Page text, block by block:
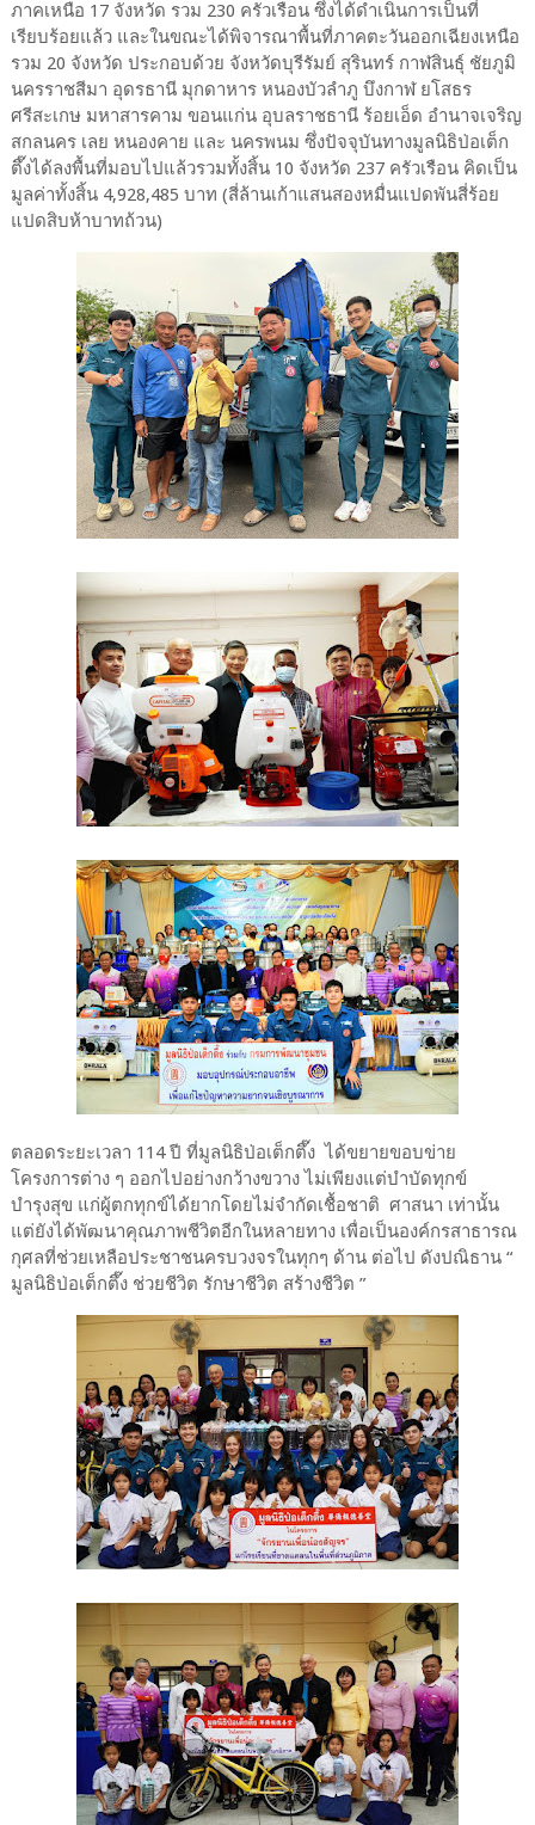
ภาคเหนือ 17 จังหวัด รวม 230 ครัวเรือน ซึ่งได้ดำเนินการเป็นที่
เรียบร้อยแล้ว และในขณะได้พิจารณาพื้นที่ภาคตะวันออกเฉียงเหนือ
รวม 20 จังหวัด ประกอบด้วย จังหวัดบุรีรัมย์ สุรินทร์ กาฬสินธุ์ ชัยภูมิ
นครราชสีมา อุดรธานี มุกดาหาร หนองบัวลำภู บึงกาฬ ยโสธร
ศรีสะเกษ มหาสารคาม ขอนแก่น อุบลราชธานี ร้อยเอ็ด อำนาจเจริญ
สกลนคร เลย หนองคาย และ นครพนม ซึ่งปัจจุบันทางมูลนิธิป่อเต็ก
ตึ๊งได้ลงพื้นที่มอบไปแล้วรวมทั้งสิ้น 10 จังหวัด 237 ครัวเรือน คิดเป็น
มูลค่าทั้งสิ้น 4,928,485 บาท (สี่ล้านเก้าแสนสองหมื่นแปดพันสี่ร้อย
แปดสิบห้าบาทถ้วน)
ตลอดระยะเวลา 114 ปี ที่มูลนิธิป่อเต็กตึ๊ง ได้ขยายขอบข่าย
โครงการต่าง ๆ ออกไปอย่างกว้างขวาง ไม่เพียงแต่บำบัดทุกข์
บำรุงสุข แก่ผู้ตกทุกข์ได้ยากโดยไม่จำกัดเชื้อชาติ ศาสนา เท่านั้น
แต่ยังได้พัฒนาคุณภาพชีวิตอีกในหลายทาง เพื่อเป็นองค์กรสาธารณ
กุศลที่ช่วยเหลือประชาชนครบวงจรในทุกๆ ด้าน ต่อไป ดังปณิธาน “
มูลนิธิป่อเต็กตึ๊ง ช่วยชีวิต รักษาชีวิต สร้างชีวิต ”